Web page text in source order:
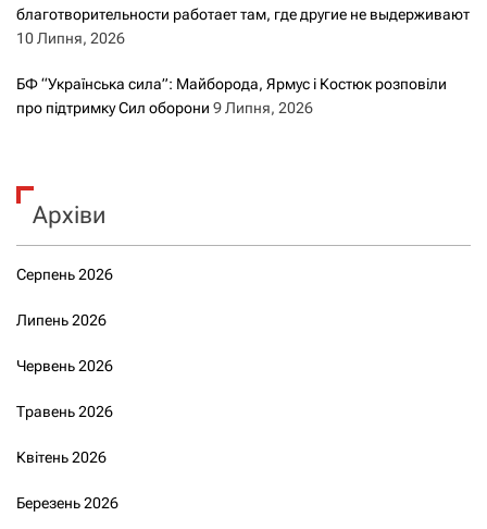
благотворительности работает там, где другие не выдерживают
10 Липня, 2026
БФ “Українська сила”: Майборода, Ярмус і Костюк розповіли
про підтримку Сил оборони 9 Липня, 2026
Архіви
Серпень 2026
Липень 2026
Червень 2026
Травень 2026
Квітень 2026
Березень 2026